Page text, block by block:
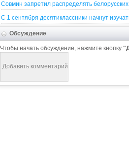
Совмин запретил распределять
С 1 сентября десятиклассники начнут
Обсуждение
Чтобы начать обсуждение, нажмите кнопку